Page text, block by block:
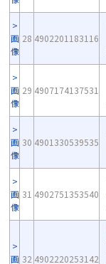
画
像
28 4902201183116
画
像
29 4907174137531
画
像
30 4901330539535
画
像
31 4902751353540
画 32 4902220253142